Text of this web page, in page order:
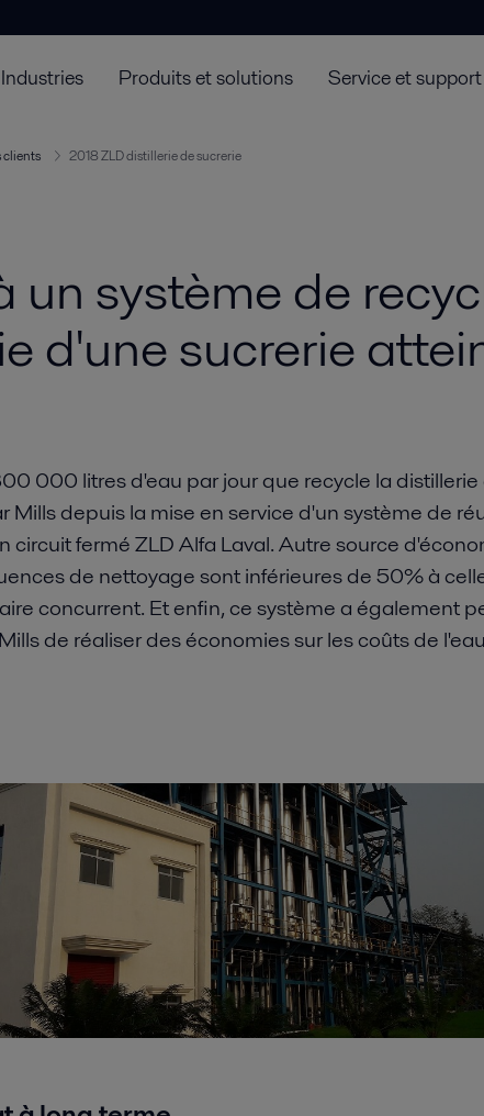
Industries Produits et solutions Service et support
clients 2018 ZLD distillerie de sucrerie
un système de
d'une sucrerie
000 litres d'eau par jour que recycle la distillerie
Mills depuis la mise en service d'un système de
circuit fermé ZLD Alfa Laval. Autre source
de nettoyage sont inférieures de 50% à
concurrent. Et enfin, ce système a également
de réaliser des économies sur les coûts de